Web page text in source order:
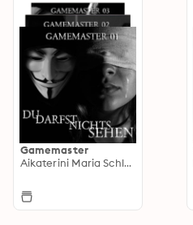
Gamemaster
Aikaterini Maria Schlösser